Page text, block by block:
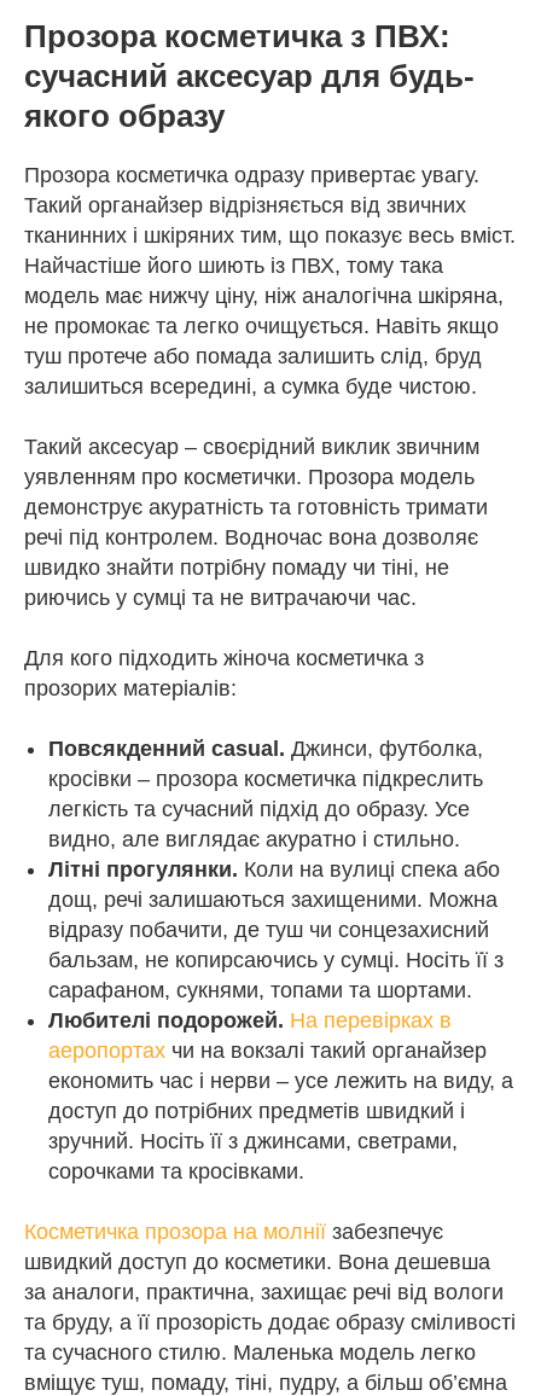
Прозора косметичка з ПВХ:
сучасний аксесуар для будь-
якого образу
Прозора косметичка одразу привертає увагу.
Такий органайзер відрізняється від звичних
тканинних і шкіряних тим, що показує весь вміст.
Найчастіше його шиють із ПВХ, тому така
модель має нижчу ціну, ніж аналогічна шкіряна,
не промокає та легко очищується. Навіть якщо
туш протече або помада залишить слід, бруд
залишиться всередині, а сумка буде чистою.
Такий аксесуар – своєрідний виклик звичним
уявленням про косметички. Прозора модель
демонструє акуратність та готовність тримати
речі під контролем. Водночас вона дозволяє
швидко знайти потрібну помаду чи тіні, не
риючись у сумці та не витрачаючи час.
Для кого підходить жіноча косметичка з
прозорих матеріалів:
Повсякденний casual. Джинси, футболка,
кросівки – прозора косметичка підкреслить
легкість та сучасний підхід до образу. Усе
видно, але виглядає акуратно і стильно.
Літні прогулянки. Коли на вулиці спека або
дощ, речі залишаються захищеними. Можна
відразу побачити, де туш чи сонцезахисний
бальзам, не копирсаючись у сумці. Носіть її з
сарафаном, сукнями, топами та шортами.
Любителі подорожей. На перевірках в
аеропортах чи на вокзалі такий органайзер
економить час і нерви – усе лежить на виду, а
доступ до потрібних предметів швидкий і
зручний. Носіть її з джинсами, светрами,
сорочками та кросівками.
Косметичка прозора на молнії забезпечує
швидкий доступ до косметики. Вона дешевша
за аналоги, практична, захищає речі від вологи
та бруду, а її прозорість додає образу сміливості
та сучасного стилю. Маленька модель легко
вміщує туш, помаду, тіні, пудру, а більш об’ємна